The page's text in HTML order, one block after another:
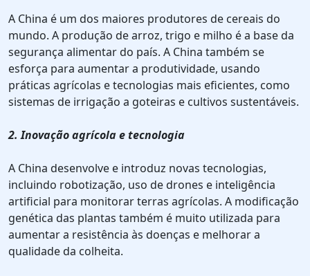
A China é um dos maiores produtores de cereais do
mundo. A produção de arroz, trigo e milho é a base da
segurança alimentar do país. A China também se
esforça para aumentar a produtividade, usando
práticas agrícolas e tecnologias mais eficientes, como
sistemas de irrigação a goteiras e cultivos sustentáveis.
2. Inovação agrícola e tecnologia
A China desenvolve e introduz novas tecnologias,
incluindo robotização, uso de drones e inteligência
artificial para monitorar terras agrícolas. A modificação
genética das plantas também é muito utilizada para
aumentar a resistência às doenças e melhorar a
qualidade da colheita.